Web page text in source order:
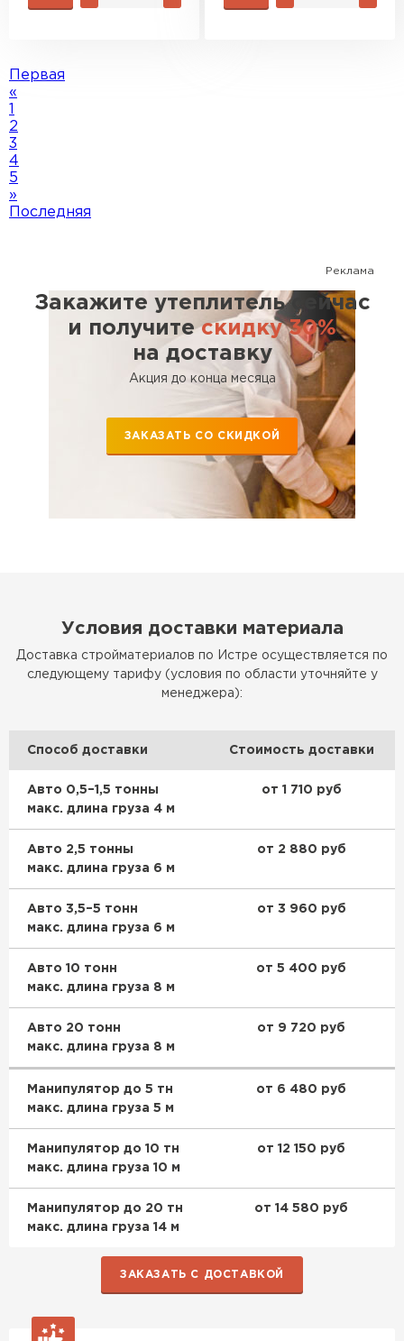
Первая
«
2
3
4
5
»
Последняя
Реклама
Закажите утеплитель сейчас
и получитескидку 30%
на доставку
Акция до конца месяца
ЗАКАЗАТЬ СО СКИДКОЙ
Условия доставки материала
Доставка стройматериалов по Истре осуществляется по
следующему тарифу (условия по области уточняйте у
менеджера):
Способ доставки Стоимость доставки
Авто 0,5–1,5 тонны
макс. длина груза 4 м
от 1 710 руб
Авто 2,5 тонны
макс. длина груза 6 м
от 2 880 руб
Авто 3,5–5 тонн
макс. длина груза 6 м
от 3 960 руб
Авто 10 тонн
макс. длина груза 8 м
от 5 400 руб
Авто 20 тонн
макс. длина груза 8 м
от 9 720 руб
Манипулятор до 5 тн
макс. длина груза 5 м
от 6 480 руб
Манипулятор до 10 тн
макс. длина груза 10 м
от 12 150 руб
Манипулятор до 20 тн
макс. длина груза 14 м
от 14 580 руб
ЗАКАЗАТЬ С ДОСТАВКОЙ